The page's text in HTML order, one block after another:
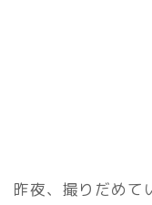
昨夜、撮りだめて